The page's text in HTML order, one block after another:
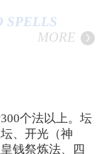
SPELLS
MORE
个法以上。坛
、开光（神
钱祭炼法、四